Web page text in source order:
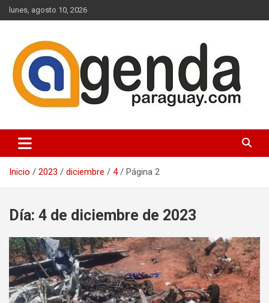
Saltar
al
lunes, agosto 10, 2026
Agenda Paraguay
Inicio 2023 diciembre 4 Página 2
Día: 4 de diciembre de 2023